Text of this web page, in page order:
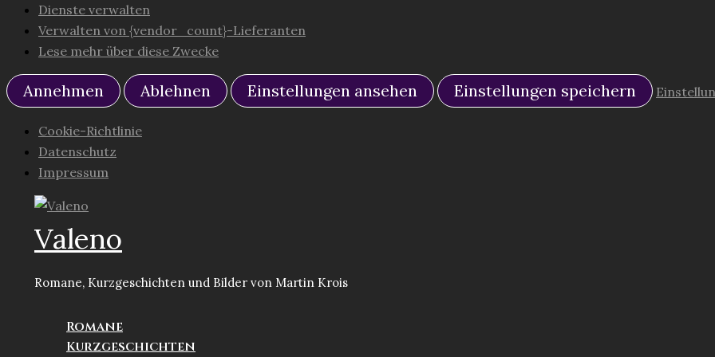
Dienste verwalten
Verwalten von {vendor_count}-Lieferanten
Lese mehr über diese Zwecke
Annehmen Ablehnen Einstellungen ansehen Einstellungen speichern
Cookie-Richtlinie
Datenschutz
Impressum
springen
Valeno
Romane, Kurzgeschichten und Bilder von Martin Krois
Romane
Kurzgeschichten